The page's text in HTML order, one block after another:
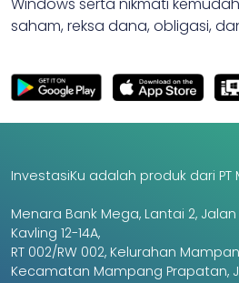
saham, reksa dana, obligasi,
InvestasiKu adalah produk dari
Menara Bank Mega, Lantai 2,
Kavling 12-14A,
RT 002/RW 002, Kelurahan
Kecamatan Mampang Prapatan,